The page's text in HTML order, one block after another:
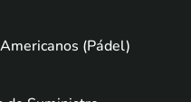
(Pádel)